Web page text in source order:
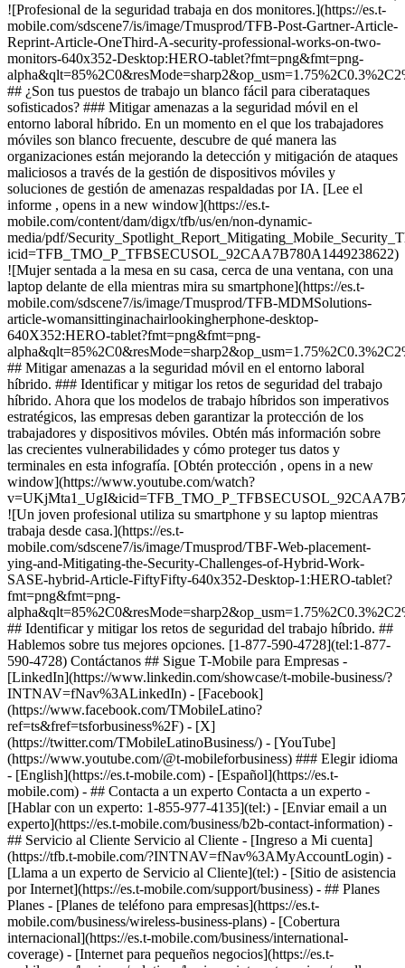
![Profesional de la seguridad trabaja en dos monitores.](https://es.t-
mobile.com/sdscene7/is/image/Tmusprod/TFB-Post-Gartner-Article-
Reprint-Article-OneThird-A-security-professional-works-on-two-
monitors-640x352-Desktop:HERO-tablet?fmt=png&fmt=png-
## ¿Son tus puestos de trabajo un blanco fácil para ciberataques
sofisticados? ### Mitigar amenazas a la seguridad móvil en el
entorno laboral híbrido. En un momento en el que los trabajadores
móviles son blanco frecuente, descubre de qué manera las
organizaciones están mejorando la detección y mitigación de ataques
maliciosos a través de la gestión de dispositivos móviles y
soluciones de gestión de amenazas respaldadas por IA. [Lee el
informe , opens in a new window](https://es.t-
mobile.com/content/dam/digx/tfb/us/en/non-dynamic-
media/pdf/
icid=TFB_TMO_P_TFBSECUSOL_92CAA7B780A1449238622)
![Mujer sentada a la mesa en su casa, cerca de una ventana, con una
laptop delante de ella mientras mira su smartphone](https://es.t-
mobile.com/sdscene7/is/image/Tmusprod/TFB-MDMSolutions-
article-womansittinginachairlookingherphone-desktop-
640X352:HERO-tablet?fmt=png&fmt=png-
## Mitigar amenazas a la seguridad móvil en el entorno laboral
híbrido. ### Identificar y mitigar los retos de seguridad del trabajo
híbrido. Ahora que los modelos de trabajo híbridos son imperativos
estratégicos, las empresas deben garantizar la protección de los
trabajadores y dispositivos móviles. Obtén más información sobre
las crecientes vulnerabilidades y cómo proteger tus datos y
terminales en esta infografía. [Obtén protección , opens in a new
window](https://www.youtube.com/watch?
![Un joven profesional utiliza su smartphone y su laptop mientras
trabaja desde casa.](https://es.t-
mobile.com/sdscene7/is/image/Tmusprod/TBF-Web-placement-
ying-and-Mitigating-the-Security-Challenges-of-Hybrid-Work-
SASE-hybrid-Article-FiftyFifty-640x352-Desktop-1:HERO-tablet?
fmt=png&fmt=png-
## Identificar y mitigar los retos de seguridad del trabajo híbrido. ##
Hablemos sobre tus mejores opciones. [1-877-590-4728](tel:1-877-
590-4728) Contáctanos ## Sigue T-Mobile para Empresas -
[LinkedIn](https://www.linkedin.com/showcase/t-mobile-business/?
INTNAV=fNav%3ALinkedIn) - [Facebook]
(https://www.facebook.com/TMobileLatino?
ref=ts&fref=tsforbusiness%2F) - [X]
(https://twitter.com/TMobileLatinoBusiness/) - [YouTube]
(https://www.youtube.com/@t-mobileforbusiness) ### Elegir idioma
- [English](https://es.t-mobile.com) - [Español](https://es.t-
mobile.com) - ## Contacta a un experto Contacta a un experto -
[Hablar con un experto: 1-855-977-4135](tel:) - [Enviar email a un
experto](https://es.t-mobile.com/business/b2b-contact-information) -
## Servicio al Cliente Servicio al Cliente - [Ingreso a Mi cuenta]
(https://tfb.t-mobile.com/?INTNAV=fNav%3AMyAccountLogin) -
[Llama a un experto de Servicio al Cliente](tel:) - [Sitio de asistencia
por Internet](https://es.t-mobile.com/support/business) - ## Planes
Planes - [Planes de teléfono para empresas](https://es.t-
mobile.com/business/wireless-business-plans) - [Cobertura
internacional](https://es.t-mobile.com/business/international-
coverage) - [Internet para pequeños negocios](https://es.t-